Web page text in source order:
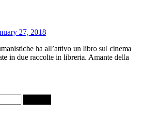
27, 2018
ha all’attivo un libro sul cinema
in due raccolte in libreria. Amante della